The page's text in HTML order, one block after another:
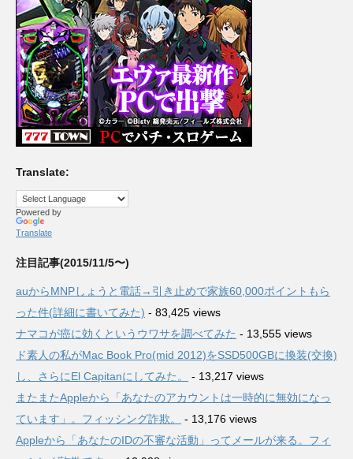
Translate:
Powered by
Translate
注目記事(2015/11/5〜)
auからMNPしょうと電話→引き止めで家族60,000ポイントもら
った件(詳細に書いてみた) - 83,425 views
ナマコが癌に効くというウワサを調べてみた - 13,555 views
ド素人の私がMac Book Pro(mid 2012)をSSD500GBに換装(交換)
し、さらにEl Capitanにしてみた。
- 13,217 views
またまたAppleから「あなたのアカウントは一時的に無効になっ
ています」。フィッシング詐欺。
- 13,176 views
Appleから「あなたのIDの不審な活動」ってメールが来る。フィ